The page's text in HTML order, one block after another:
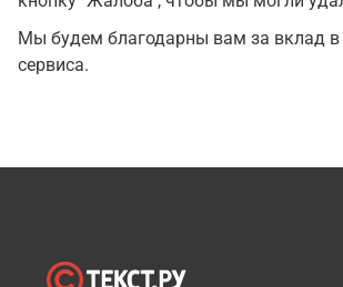
Мы будем благодарны вам за вклад в
сервиса.